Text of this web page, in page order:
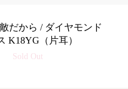
だから / ダイヤモンド
K18YG（片耳）
Sold Out